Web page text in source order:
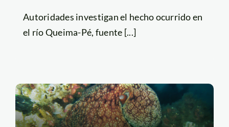
Autoridades investigan el hecho ocurrido en
el río Queima-Pé, fuente [...]